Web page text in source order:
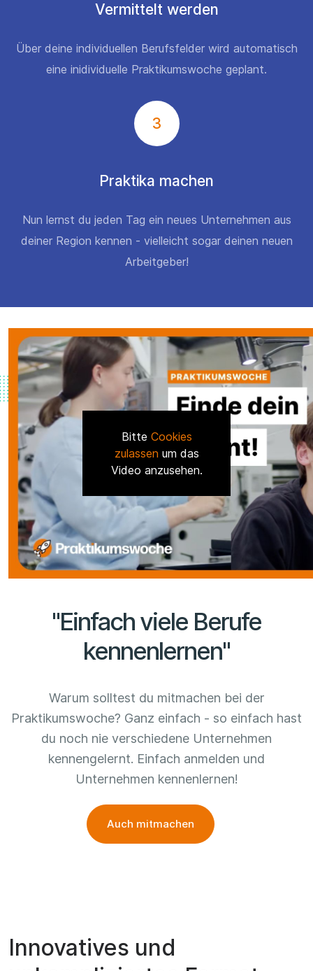
Vermittelt werden
Über deine individuellen Berufsfelder wird automatisch
eine inidividuelle Praktikumswoche geplant.
3
Praktika machen
Nun lernst du jeden Tag ein neues Unternehmen aus
deiner Region kennen - vielleicht sogar deinen neuen
Arbeitgeber!
"Einfach viele Berufe
kennenlernen"
Warum solltest du mitmachen bei der
Praktikumswoche? Ganz einfach - so einfach hast
du noch nie verschiedene Unternehmen
kennengelernt. Einfach anmelden und
Unternehmen kennenlernen!
Auch mitmachen
Bitte Cookies
zulassen um das
Video anzusehen.
Innovatives und